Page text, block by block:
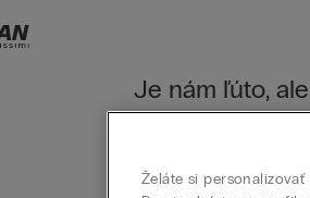
Je nám ľúto,
Prejsť na domovskú
Želáte si